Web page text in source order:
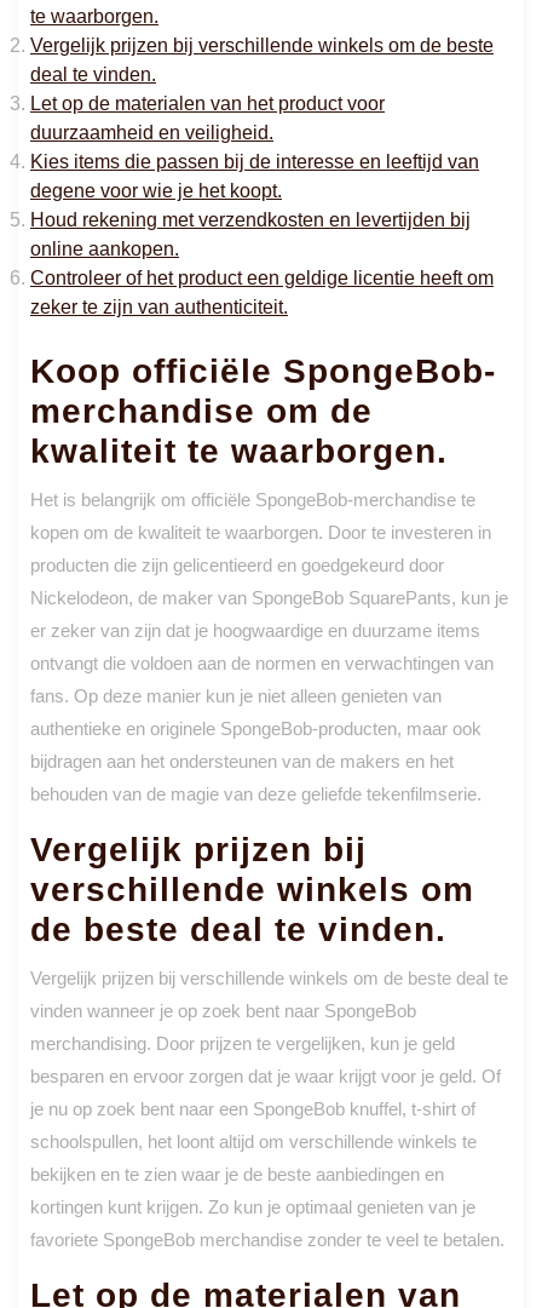
te waarborgen.
Vergelijk prijzen bij verschillende winkels om de beste
deal te vinden.
Let op de materialen van het product voor
duurzaamheid en veiligheid.
Kies items die passen bij de interesse en leeftijd van
degene voor wie je het koopt.
Houd rekening met verzendkosten en levertijden bij
online aankopen.
Controleer of het product een geldige licentie heeft om
zeker te zijn van authenticiteit.
Koop officiële SpongeBob-
merchandise om de
kwaliteit te waarborgen.
Het is belangrijk om officiële SpongeBob-merchandise te
kopen om de kwaliteit te waarborgen. Door te investeren in
producten die zijn gelicentieerd en goedgekeurd door
Nickelodeon, de maker van SpongeBob SquarePants, kun je
er zeker van zijn dat je hoogwaardige en duurzame items
ontvangt die voldoen aan de normen en verwachtingen van
fans. Op deze manier kun je niet alleen genieten van
authentieke en originele SpongeBob-producten, maar ook
bijdragen aan het ondersteunen van de makers en het
behouden van de magie van deze geliefde tekenfilmserie.
Vergelijk prijzen bij
verschillende winkels om
de beste deal te vinden.
Vergelijk prijzen bij verschillende winkels om de beste deal te
vinden wanneer je op zoek bent naar SpongeBob
merchandising. Door prijzen te vergelijken, kun je geld
besparen en ervoor zorgen dat je waar krijgt voor je geld. Of
je nu op zoek bent naar een SpongeBob knuffel, t-shirt of
schoolspullen, het loont altijd om verschillende winkels te
bekijken en te zien waar je de beste aanbiedingen en
kortingen kunt krijgen. Zo kun je optimaal genieten van je
favoriete SpongeBob merchandise zonder te veel te betalen.
Let op de materialen van